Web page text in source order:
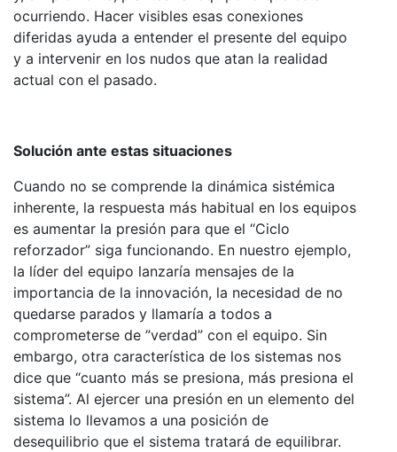
ocurriendo. Hacer visibles esas conexiones
diferidas ayuda a entender el presente del equipo
y a intervenir en los nudos que atan la realidad
actual con el pasado.
Solución ante estas situaciones
Cuando no se comprende la dinámica sistémica
inherente, la respuesta más habitual en los equipos
es aumentar la presión para que el “Ciclo
reforzador” siga funcionando. En nuestro ejemplo,
la líder del equipo lanzaría mensajes de la
importancia de la innovación, la necesidad de no
quedarse parados y llamaría a todos a
comprometerse de ”verdad” con el equipo. Sin
embargo, otra característica de los sistemas nos
dice que “cuanto más se presiona, más presiona el
sistema”. Al ejercer una presión en un elemento del
sistema lo llevamos a una posición de
desequilibrio que el sistema tratará de equilibrar.